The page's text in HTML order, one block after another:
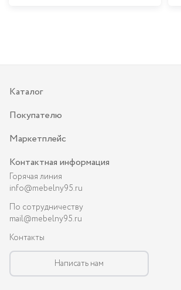
Каталог
Покупателю
Маркетплейс
Контактная информация
Горячая линия
info@mebelny95.ru
По сотрудничеству
mail@mebelny95.ru
Контакты
Написать нам